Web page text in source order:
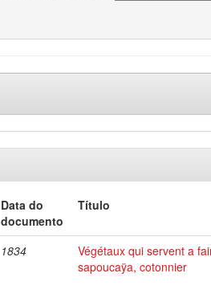
Data do
documento
Título
1834
Végétaux qui servent a
sapoucaÿa, cotonnier